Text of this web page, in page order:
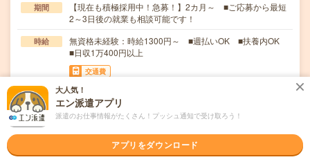
期間
【現在も積極採用中！急募！】2カ月～ ■ご応募から最短
2～3日後の就業も相談可能です！
時給
無資格未経験：時給1300円～ ■週払いOK ■扶養内OK
■日収1万400円以上
交通費
交通費全額支給
仕事内容
≪介護施設での生活サポート≫▽具体的なお仕事は…・食
事の配膳や食事中の見守り・トイレやお風呂のサポー…
職種未経験OK / ブランクOK / パソコンスキル不要 / 英語力
不要
大人気！
エン派遣アプリ
派遣のお仕事情報がたくさん！プッシュ通知で受け取ろう！
アプリをダウンロード